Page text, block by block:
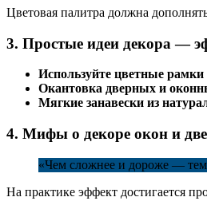
Цветовая палитра должна
3. Простые идеи декора —
Используйте цветные рамки
Окантовка дверных и
Мягкие занавески из
4. Мифы о декоре окон и
«Чем сложнее и дороже —
На практике эффект достигается